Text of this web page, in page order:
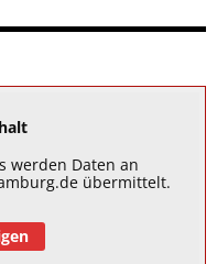
werden Daten an
übermittelt.